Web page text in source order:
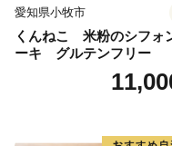
愛知県小牧市
くんねこ 米粉のシフォ
ーキ グルテンフリー